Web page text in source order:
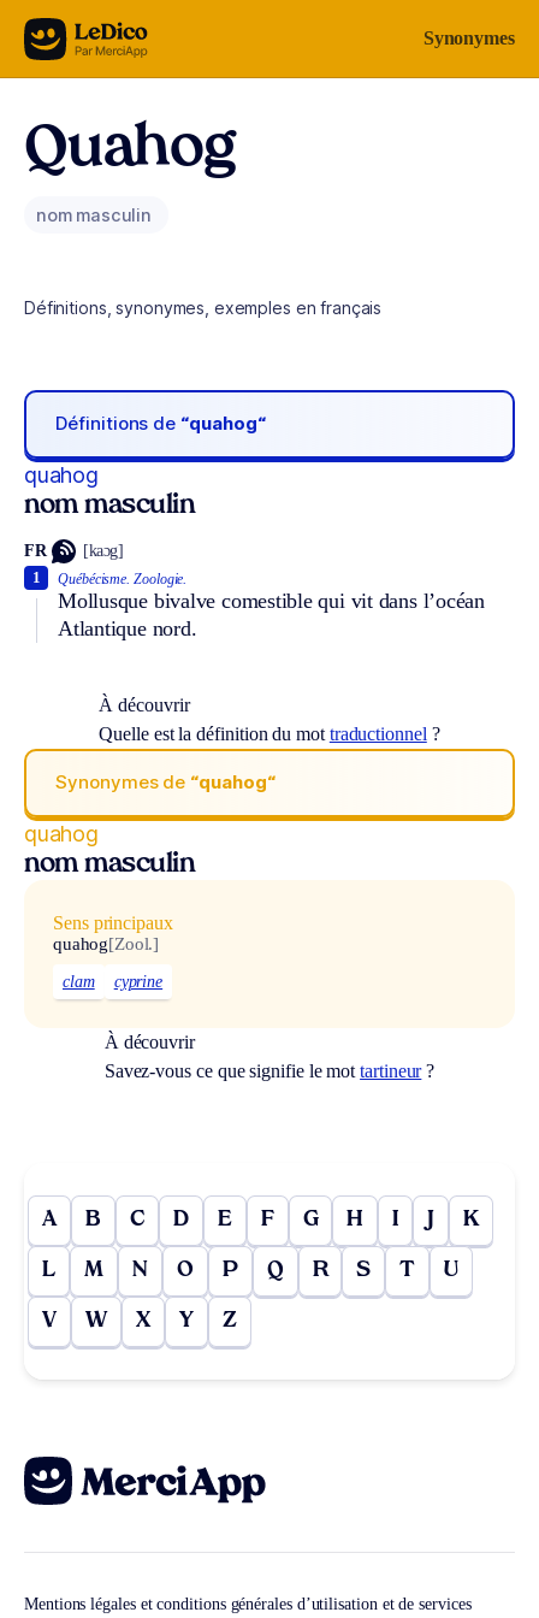
Aller au contenu Synonymes
Quahog
nom masculin
Définitions, synonymes, exemples en français
Définitions de “quahog“
quahog
nom masculin
FR [kaɔg]
Québécisme. Zoologie.
Mollusque bivalve comestible qui vit dans l’océan
Atlantique nord.
1
À découvrir
Quelle est la définition du mot traductionnel ?
Synonymes de “quahog“
quahog
nom masculin
Sens principaux
quahog[Zool.]
clam cyprine
À découvrir
Savez-vous ce que signifie le mottartineur?
A B C D E F G H I J K
L M N O P Q R S T U
V W X Y Z
Mentions légales et conditions générales d’utilisation et de services